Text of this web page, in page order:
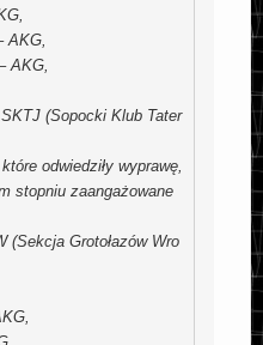
AKG,
AKG,
(Sopocki Klub Tater
odwiedziły wyprawę,
stopniu zaangażowane
(Sekcja Grotołazów Wro